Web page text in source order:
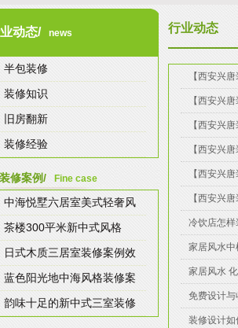
动态/ news
半包装修
装修知识
旧房翻新
装修经验
装修案例/ Fine case
中海悦墅六居室美式轻奢风
茶楼300平米新中式风格
日式木质三居室装修案例效
蓝色阳光地中海风格装修案
韵味十足的新中式三室装修
行业动态
【西安兴
【西安兴
【西安兴
【西安兴
【西安兴
【西安兴
冷饮店怎样
家居风水
家居风水
免费设计
装修设计如